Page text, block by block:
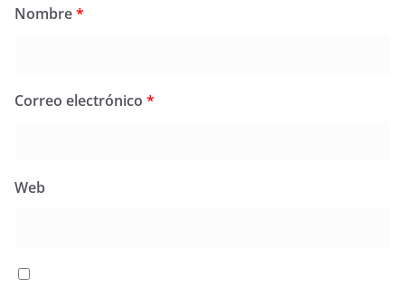
Nombre*
Correo electrónico *
Web